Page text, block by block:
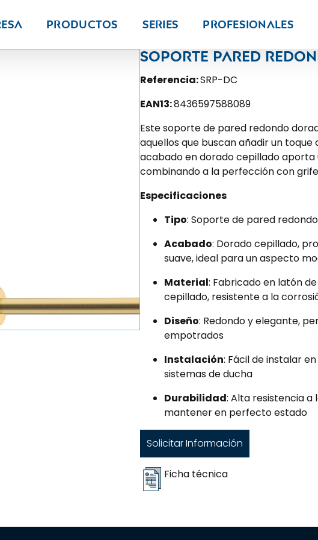
Productos Series PROFESIONALES
Soporte pared
Referencia:SRP-DC
EAN13:8436597588089
Este soporte de pared redondo
aquellos que buscan añadir un toque
acabado en dorado cepillado
combinando a la perfección con
Especificaciones
Tipo: Soporte de pared redondo
Acabado: Dorado cepillado,
suave, ideal para un aspecto
Material: Fabricado en latón
cepillado, resistente a la
Diseño: Redondo y elegante,
empotrados
Instalación: Fácil de instalar
sistemas de ducha
Durabilidad: Alta resistencia a
mantener en perfecto estado
Solicitar Información
Ficha técnica